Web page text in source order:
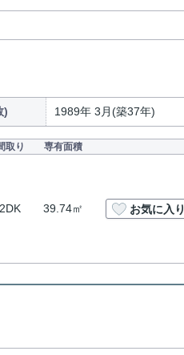
) 1989年 3月(築37年)
取り 専有面積
2DK 39.74㎡ お気に入り